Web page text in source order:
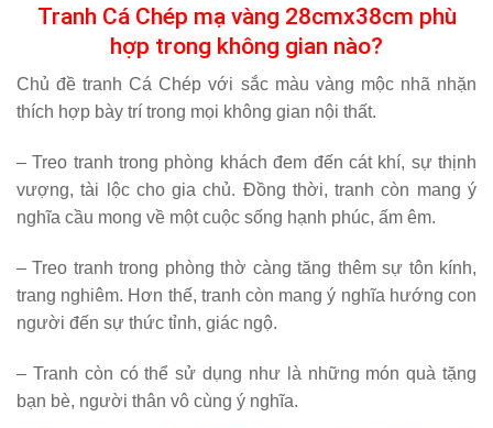
Tranh Cá Chép mạ vàng 28cmx38cm phù
hợp trong không gian nào?
Chủ đề tranh Cá Chép với sắc màu vàng mộc nhã nhặn
thích hợp bày trí trong mọi không gian nội thất.
– Treo tranh trong phòng khách đem đến cát khí, sự thịnh
vượng, tài lộc cho gia chủ. Đồng thời, tranh còn mang ý
nghĩa cầu mong về một cuộc sống hạnh phúc, ấm êm.
– Treo tranh trong phòng thờ càng tăng thêm sự tôn kính,
trang nghiêm. Hơn thế, tranh còn mang ý nghĩa hướng con
người đến sự thức tỉnh, giác ngộ.
– Tranh còn có thể sử dụng như là những món quà tặng
bạn bè, người thân vô cùng ý nghĩa.